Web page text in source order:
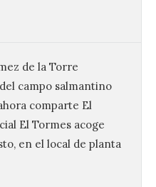
de la Torre
campo salmantino
comparte El
El Tormes acoge
en el local de planta